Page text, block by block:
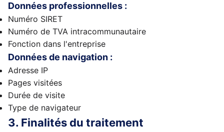
Données professionnelles :
Numéro SIRET
Numéro de TVA intracommunautaire
Fonction dans l'entreprise
Données de navigation :
Adresse IP
Pages visitées
Durée de visite
Type de navigateur
3. Finalités du traitement